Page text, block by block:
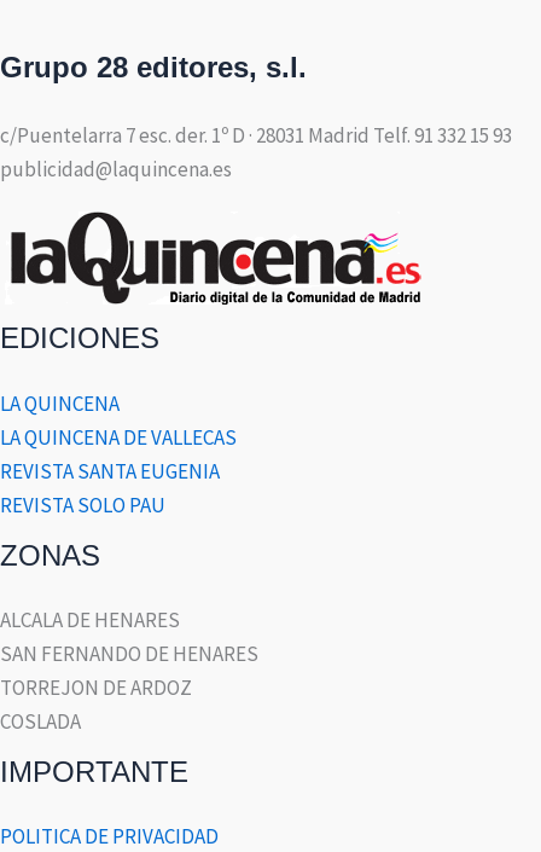
Grupo 28 editores, s.l.
c/Puentelarra 7 esc. der. 1º D · 28031 Madrid Telf. 91 332 15 93
publicidad@laquincena.es
EDICIONES
LA QUINCENA
LA QUINCENA DE VALLECAS
REVISTA SANTA EUGENIA
REVISTA SOLO PAU
ZONAS
ALCALA DE HENARES
SAN FERNANDO DE HENARES
TORREJON DE ARDOZ
COSLADA
IMPORTANTE
POLITICA DE PRIVACIDAD